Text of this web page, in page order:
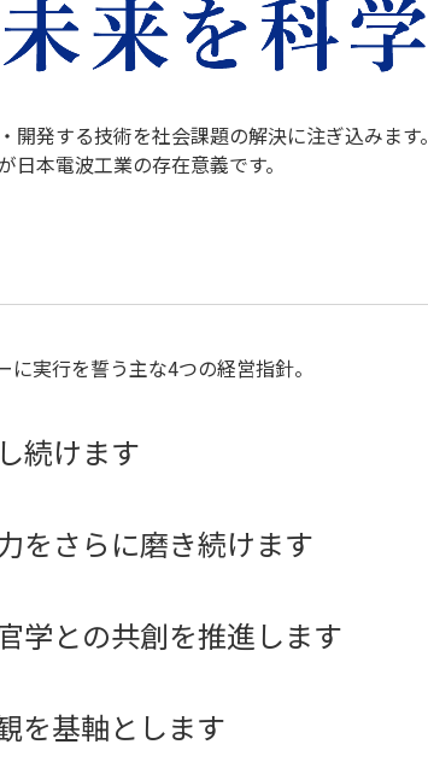
発する技術を社会課題の解決に注ぎ込みます。
本電波工業の存在意義です。
実行を誓う主な4つの経営指針。
続けます
をさらに磨き続けます
学との共創を推進します
を基軸とします